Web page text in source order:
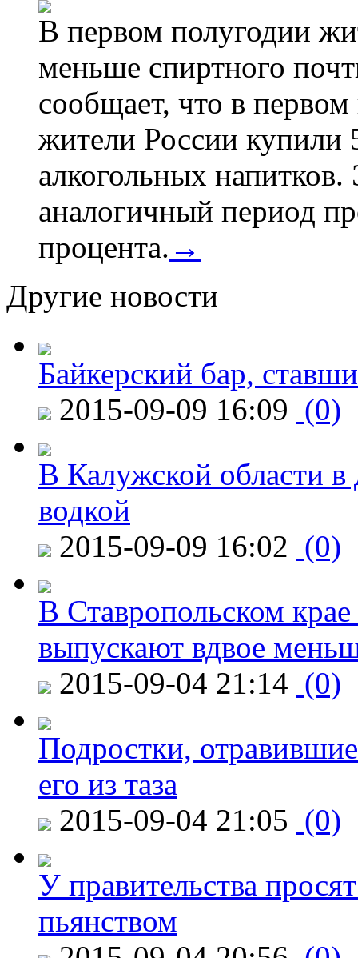
В первом полугодии
меньше спиртного
сообщает, что в
жители России купили
алкогольных
аналогичный период
процента. →
Другие новости
Байкерский бар,
2015-09-09 16:09 (0)
В Калужской области в
водкой
2015-09-09 16:02 (0)
В Ставропольском
выпускают вдвое
2015-09-04 21:14 (0)
Подростки,
его из таза
2015-09-04 21:05 (0)
У правительства
пьянством